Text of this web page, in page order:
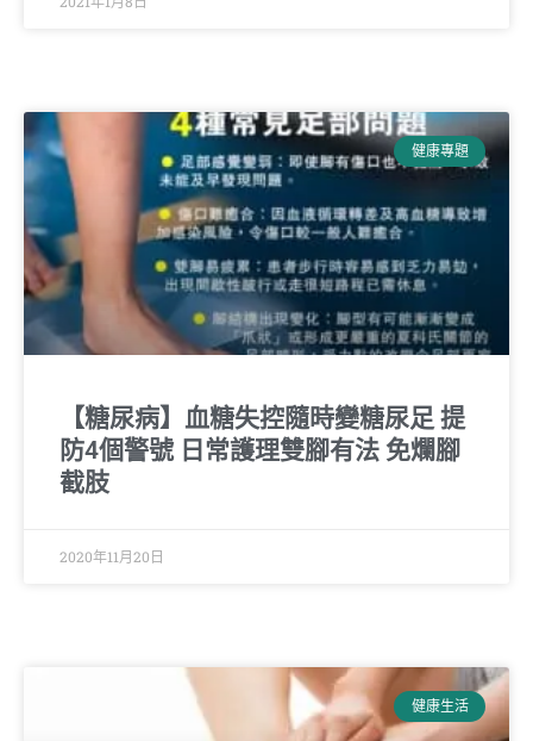
健康專題
【糖尿病】血糖失控隨時變糖尿足 提
防4個警號 日常護理雙腳有法 免爛腳
截肢
2020年11月20日
健康生活